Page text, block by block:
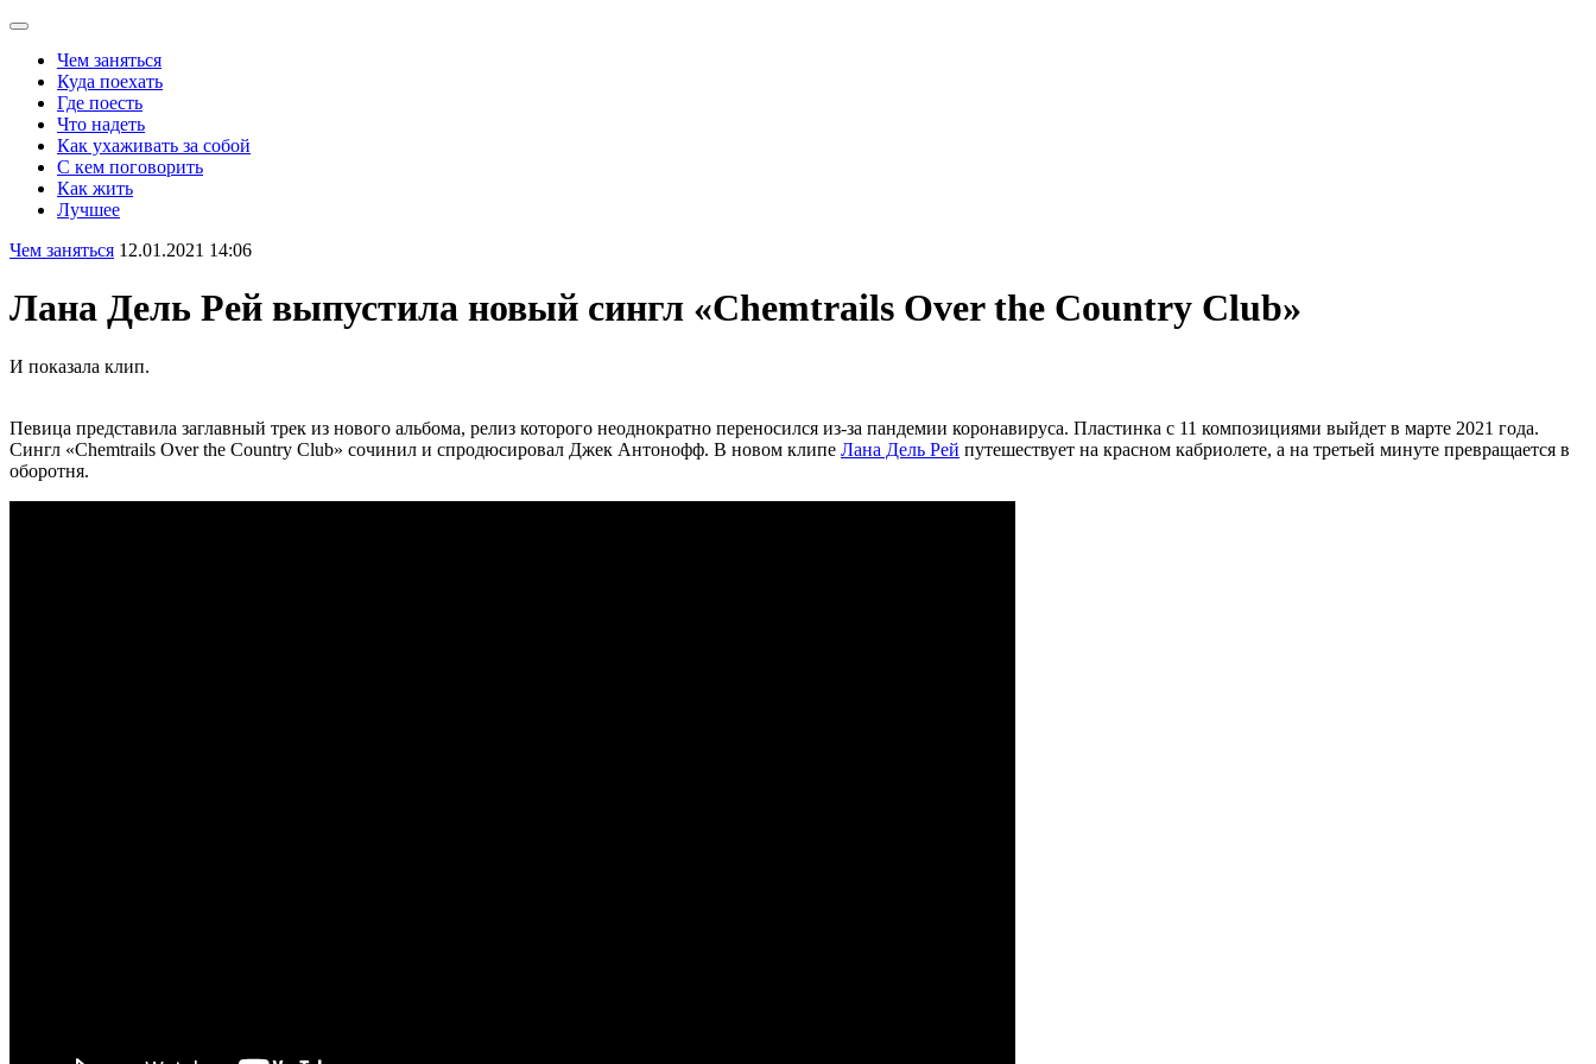
Чем заняться
Куда поехать
Где поесть
Что надеть
Как ухаживать за собой
С кем поговорить
Как жить
Лучшее
Чем заняться 12.01.2021 14:06
Лана Дель Рей выпустила новый сингл «Chemtrails Over the Country Club»
И показала клип.
Певица представила заглавный трек из нового альбома, релиз которого неоднократно переносился из-за пандемии коронавируса. Пластинка с 11 композициями выйдет в марте 2021 года.
Сингл «Chemtrails Over the Country Club» сочинил и спродюсировал Джек Антонофф. В новом клипе Лана Дель Рей путешествует на красном кабриолете, а на третьей минуте превращается в
оборотня.